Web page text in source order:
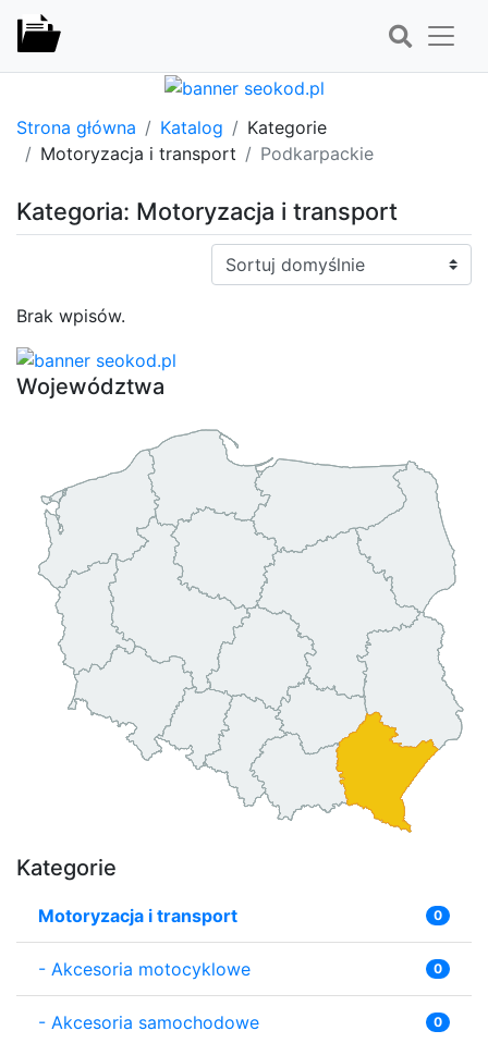
Strona główna Katalog
Kategorie
Motoryzacja i transport
Podkarpackie
Kategoria: Motoryzacja i transport
Sortuj:
Brak wpisów.
Województwa
Kategorie
Motoryzacja i transport 0
- Akcesoria motocyklowe 0
- Akcesoria samochodowe 0